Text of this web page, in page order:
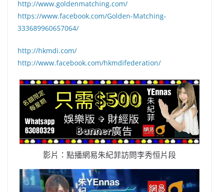
http://www.goldenmatching.com/
https://www.facebook.com/Golden-Matching-
333689960657064/
http://hkmdi.com/
http://www.facebook.com/hkmdifederation/
影片：點播網易朱紀菲訪問李秀恒片段